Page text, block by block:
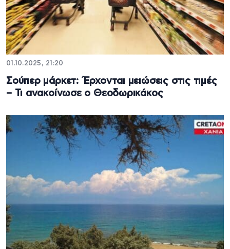
01.10.2025, 21:20
Σούπερ μάρκετ: Έρχονται μειώσεις στις τιμές
– Τι ανακοίνωσε ο Θεοδωρικάκος